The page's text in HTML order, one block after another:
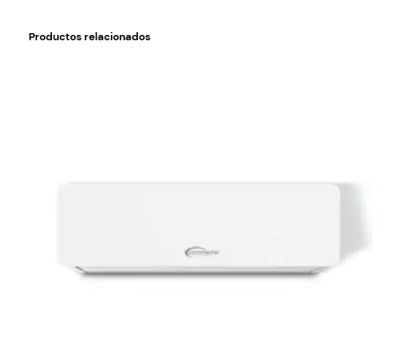
Productos relacionados